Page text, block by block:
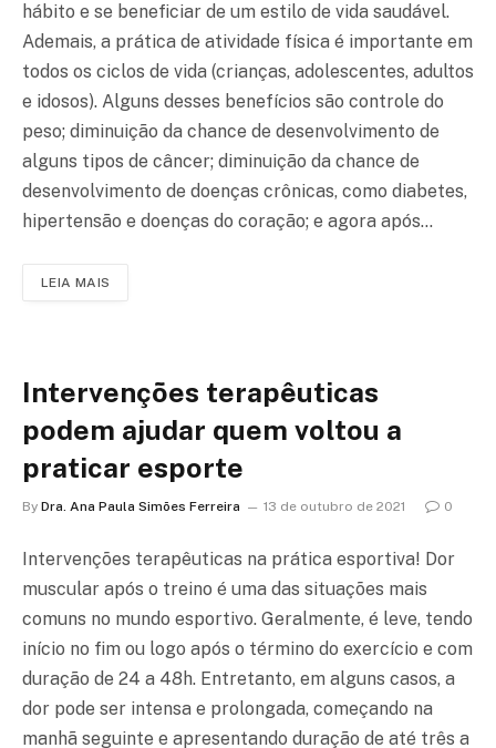
hábito e se beneficiar de um estilo de vida saudável.
Ademais, a prática de atividade física é importante em
todos os ciclos de vida (crianças, adolescentes, adultos
e idosos). Alguns desses benefícios são controle do
peso; diminuição da chance de desenvolvimento de
alguns tipos de câncer; diminuição da chance de
desenvolvimento de doenças crônicas, como diabetes,
hipertensão e doenças do coração; e agora após…
LEIA MAIS
Intervenções terapêuticas
podem ajudar quem voltou a
praticar esporte
By Dra. Ana Paula Simões Ferreira 13 de outubro de 2021 0
Intervenções terapêuticas na prática esportiva! Dor
muscular após o treino é uma das situações mais
comuns no mundo esportivo. Geralmente, é leve, tendo
início no fim ou logo após o término do exercício e com
duração de 24 a 48h. Entretanto, em alguns casos, a
dor pode ser intensa e prolongada, começando na
manhã seguinte e apresentando duração de até três a